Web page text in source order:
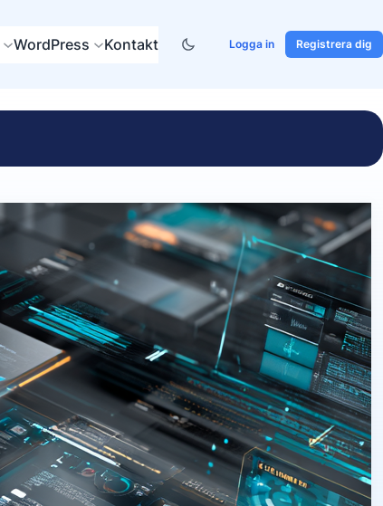
WordPress Kontakt Logga in Registrera dig